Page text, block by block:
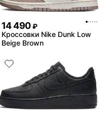
14 490 ₽
Кроссовки Nike Dunk Low
Beige Brown